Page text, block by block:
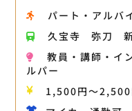
パート・アルバ
久宝寺
弥刀
教員・講師・イ
ルパー
1,500円〜